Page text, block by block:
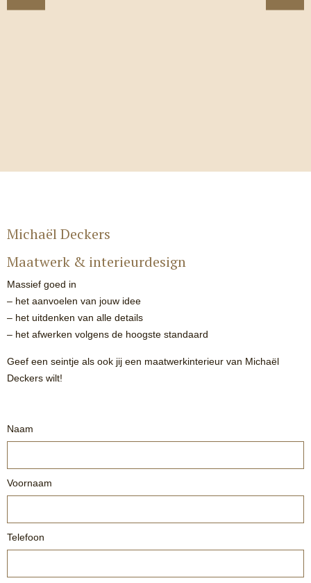
Michaël Deckers
Maatwerk & interieurdesign
Massief goed in
– het aanvoelen van jouw idee
– het uitdenken van alle details
– het afwerken volgens de hoogste standaard
Geef een seintje als ook jij een maatwerkinterieur van Michaël
Deckers wilt!
Naam
Voornaam
Telefoon